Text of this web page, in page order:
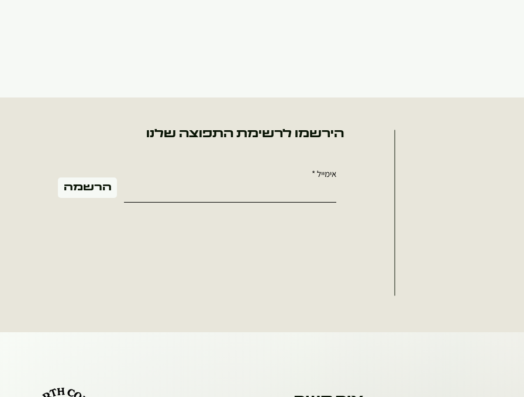
הירשמו לרשימת התפוצה שלנו
הרשמה
אימייל